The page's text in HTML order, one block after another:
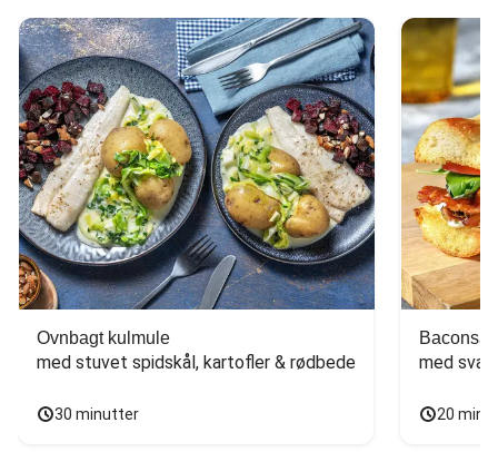
Ovnbagt kulmule
med stuvet spidskål, kartofler & rødbede
30 minutter
med
20